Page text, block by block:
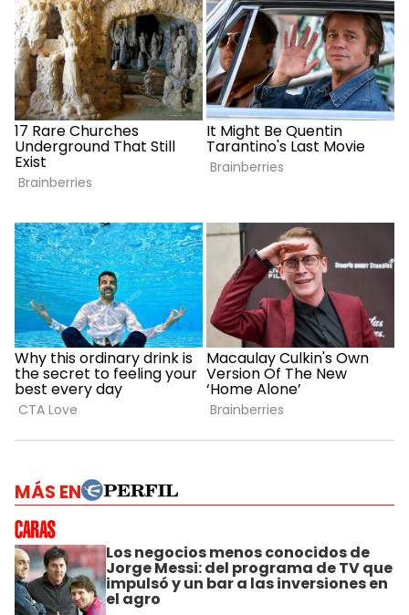
MÁS EN
Los negocios menos conocidos de
Jorge Messi: del programa de TV que
impulsó y un bar a las inversiones en
el agro